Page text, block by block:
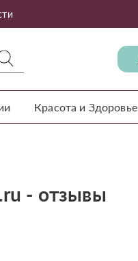
Красота и Здоровье
- отзывы